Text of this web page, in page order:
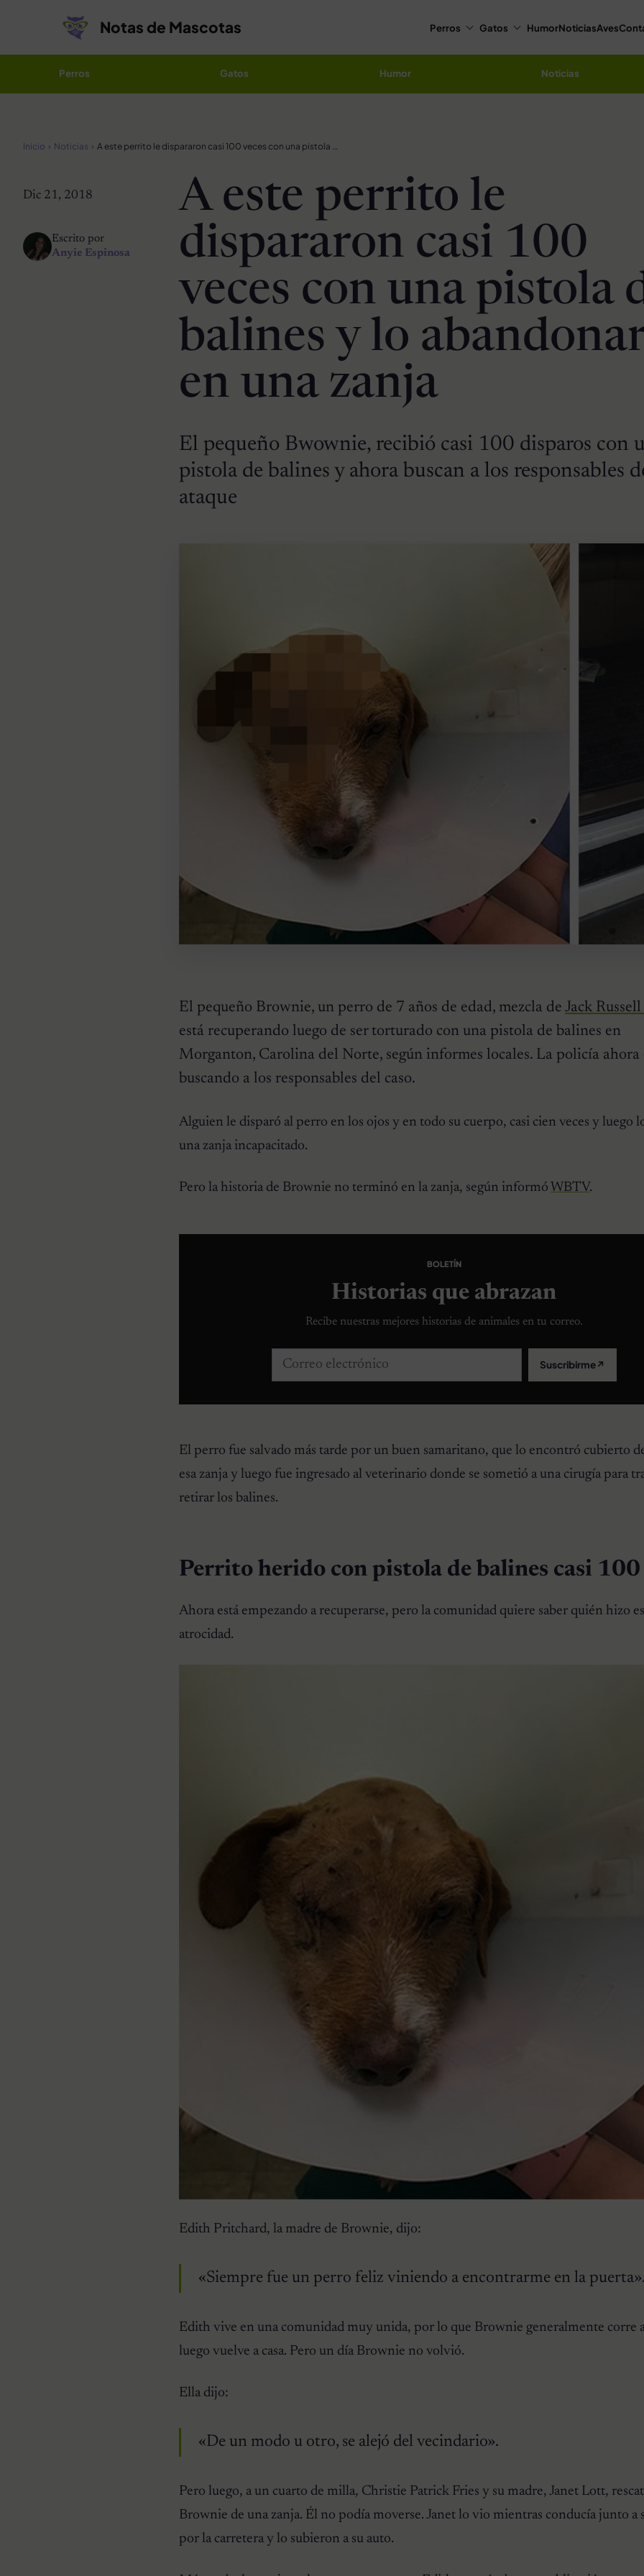
Notas de Mascotas Perros Gatos HumorNoticiasAves
Perros Gatos Humor Noticias
Inicio Noticias A este perrito le dispararon casi 100 veces con una pistola de balines y lo abandonaron en una zanja
Dic 21, 2018
Escrito por
Anyie Espinosa
A este perrito le
dispararon casi 100
veces con una pistola
balines y lo
en una zanja
El pequeño Bwownie, recibió casi 100 disparos con
pistola de balines y ahora buscan a los responsables
ataque
El pequeño Brownie, un perro de 7 años de edad, mezcla deJack
está recuperando luego de ser torturado con una pistola de balines en
Morganton, Carolina del Norte, según informes locales. La policía ahora
buscando a los responsables del caso.
Alguien le disparó al perro en los ojos y en todo su cuerpo, casi cien veces y luego
una zanja incapacitado.
Pero la historia de Brownie no terminó en la zanja, según informó WBTV.
BOLETÍN
Historias que abrazan
Recibe nuestras mejores historias de animales en tu correo.
Correo electrónico Suscribirme↗
El perro fue salvado más tarde por un buen samaritano, que lo encontró cubierto
esa zanja y luego fue ingresado al veterinario donde se sometió a una cirugía para
retirar los balines.
Perrito herido con pistola de balines casi 100
Ahora está empezando a recuperarse, pero la comunidad quiere saber quién hizo
atrocidad.
Edith Pritchard, la madre de Brownie, dijo:
«Siempre fue un perro feliz viniendo a encontrarme en la
Edith vive en una comunidad muy unida, por lo que Brownie generalmente corre
luego vuelve a casa. Pero un día Brownie no volvió.
Ella dijo:
«De un modo u otro, se alejó del vecindario».
Pero luego, a un cuarto de milla, Christie Patrick Fries y su madre, Janet Lott,
Brownie de una zanja. Él no podía moverse. Janet lo vio mientras conducía junto a
por la carretera y lo subieron a su auto.